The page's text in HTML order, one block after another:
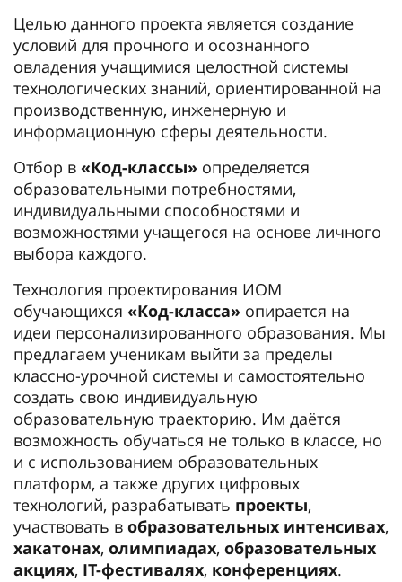
Целью данного проекта является создание
условий для прочного и осознанного
овладения учащимися целостной системы
технологических знаний, ориентированной на
производственную, инженерную и
информационную сферы деятельности.
Отбор в «Код-классы» определяется
образовательными потребностями,
индивидуальными способностями и
возможностями учащегося на основе личного
выбора каждого.
Технология проектирования ИОМ
обучающихся «Код-класса» опирается на
идеи персонализированного образования. Мы
предлагаем ученикам выйти за пределы
классно-урочной системы и самостоятельно
создать свою индивидуальную
образовательную траекторию. Им даётся
возможность обучаться не только в классе, но
и с использованием образовательных
платформ, а также других цифровых
технологий, разрабатывать проекты,
участвовать в образовательных интенсивах,
хакатонах, олимпиадах, образовательных
акциях, IT-фестивалях, конференциях.